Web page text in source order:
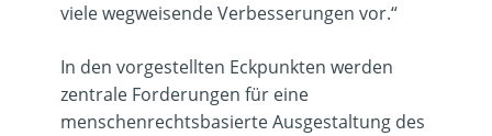
viele wegweisende Verbesserungen vor.“
In den vorgestellten Eckpunkten werden
zentrale Forderungen für eine
menschenrechtsbasierte Ausgestaltung des